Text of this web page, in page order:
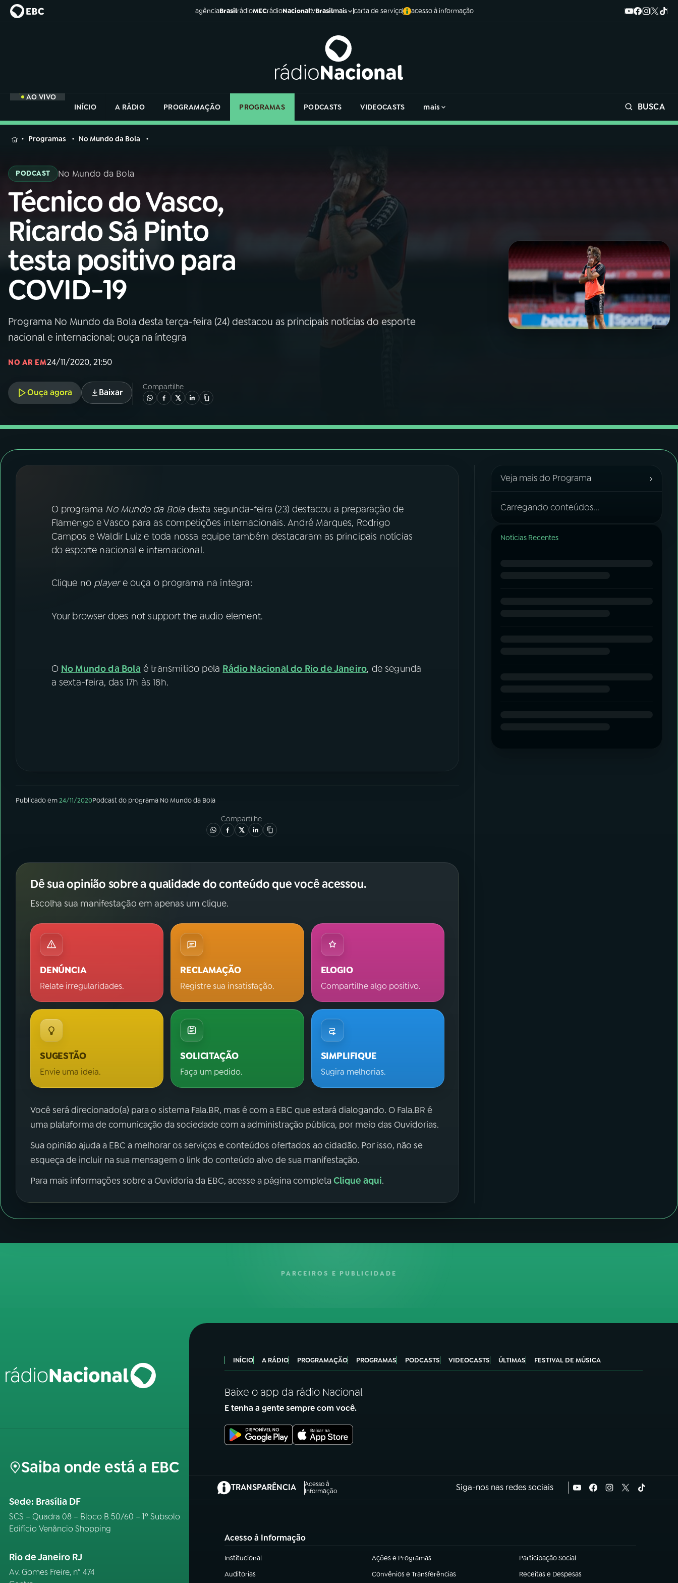
agênciaBrasilrádioMECrádioNacionaltvBrasilmais carta de serviço acesso à informação
AO VIVO
INÍCIO
A RÁDIO PROGRAMAÇÃO PROGRAMAS PODCASTS VIDEOCASTS mais BUSCA
MENU
Buscar
na
Rádio
Nacional
AO VIVO
01INÍCIO
02 A RÁDIO
03PROGRAMAÇÃO
ACOMPANHE A RÁDIO NACIONAL
YouTube Facebook
na
Rádio
Nacional
Programas No Mundo da Bola
PODCAST No Mundo da Bola
Técnico do Vasco,
Ricardo Sá Pinto
testa positivo para
COVID-19
Programa No Mundo da Bola desta terça-feira (24) destacou as principais notícias do esporte
nacional e internacional; ouça na íntegra
NO AR EM24/11/2020, 21:50
Ouça agora Baixar
Compartilhe
O programa No Mundo da Boladesta segunda-feira (23) destacou a preparação de
Flamengo e Vasco para as competições internacionais. André Marques, Rodrigo
Campos e Waldir Luiz e toda nossa equipe também destacaram as principais notícias
do esporte nacional e internacional.
Clique no playere ouça o programa na íntegra:
Your browser does not support the audio element.
O No Mundo da Bola é transmitido pela Rádio Nacional do Rio de Janeiro, de segunda
a sexta-feira, das 17h às 18h.
Publicado em24/11/2020Podcastdo programa No Mundo da Bola
Compartilhe
Dê sua opinião sobre a qualidade do conteúdo que você acessou.
Escolha sua manifestação em apenas um clique.
DENÚNCIA
Relate irregularidades.
RECLAMAÇÃO
Registre sua insatisfação.
ELOGIO
Compartilhe algo positivo.
SUGESTÃO
Envie uma ideia.
SOLICITAÇÃO
Faça um pedido.
SIMPLIFIQUE
Sugira melhorias.
Você será direcionado(a) para o sistema Fala.BR, mas é com a EBC que estará dialogando. O Fala.BR é
uma plataforma de comunicação da sociedade com a administração pública, por meio das Ouvidorias.
Sua opinião ajuda a EBC a melhorar os serviços e conteúdos ofertados ao cidadão. Por isso, não se
esqueça de incluir na sua mensagem o link do conteúdo alvo de sua manifestação.
Para mais informações sobre a Ouvidoria da EBC, acesse a página completaClique aqui.
Veja mais do Programa ›
Carregando conteúdos...
Notícias Recentes
PARCEIROS E PUBLICIDADE
Saiba onde está a EBC
Sede: Brasília DF
SCS – Quadra 08 – Bloco B 50/60 – 1º Subsolo
Edifício Venâncio Shopping
Rio de Janeiro RJ
Av. Gomes Freire, n° 474
INÍCIO A RÁDIO PROGRAMAÇÃO PROGRAMAS PODCASTS VIDEOCASTS ÚLTIMAS FESTIVAL DE MÚSICA
Baixe o app da rádio Nacional
E tenha a gente sempre com você.
TRANSPARÊNCIA
Acesso à
Informação
(abre em nova aba) Siga-nos nas redes sociais
Acesso à Informação
Institucional
(abre em nova aba) Ações e Programas
(abre em nova aba) Participação Social
(abre em nova aba)
Auditorias
(abre em nova aba) Convênios e Transferências
(abre em nova aba) Receitas e Despesas
(abre em nova aba)